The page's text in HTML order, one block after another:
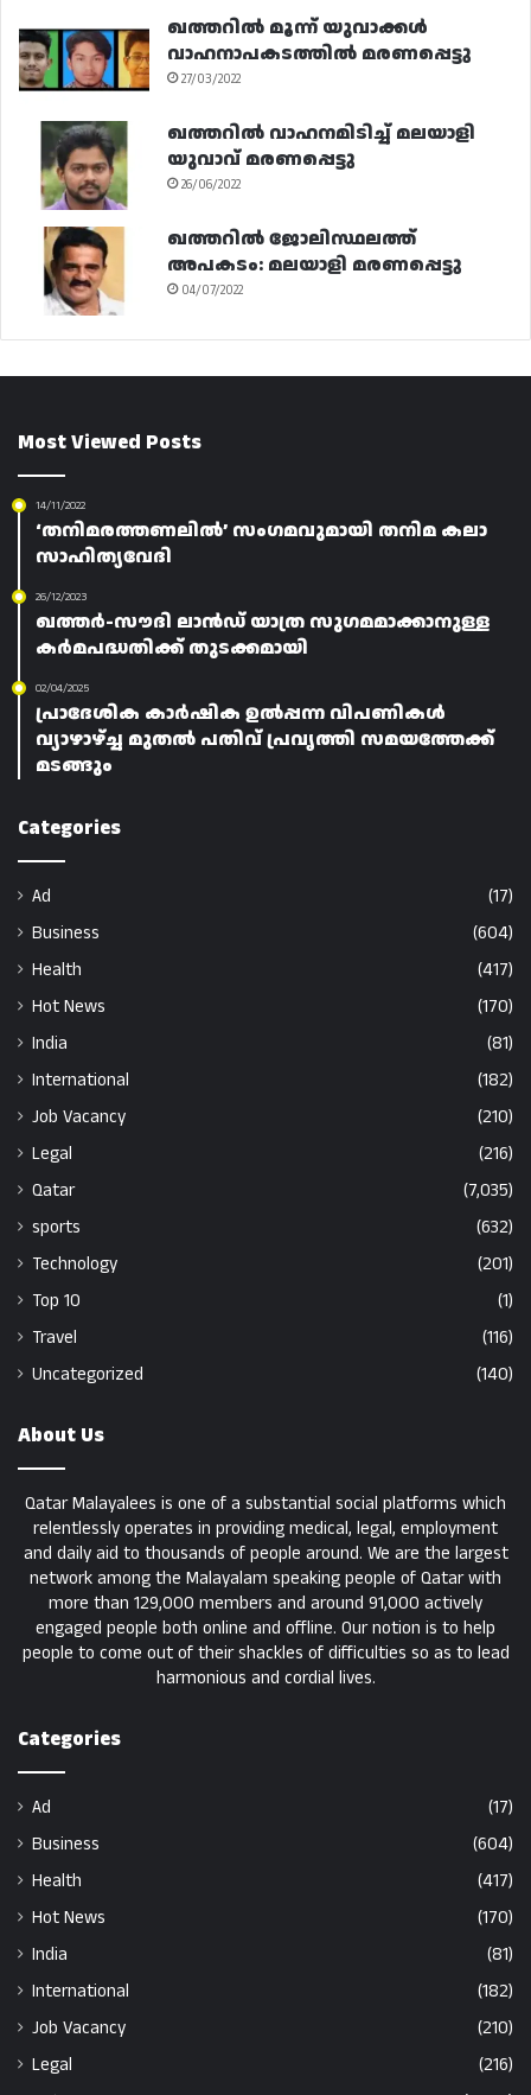
ഖത്തറിൽ മൂന്ന് യുവാക്കൾ
വാഹനാപകടത്തിൽ മരണപ്പെട്ടു
27/03/2022
ഖത്തറിൽ വാഹനമിടിച്ച് മലയാളി
യുവാവ് മരണപ്പെട്ടു
26/06/2022
ഖത്തറിൽ ജോലിസ്ഥലത്ത്
അപകടം: മലയാളി മരണപ്പെട്ടു
04/07/2022
Most Viewed Posts
14/11/2022
‘തനിമരത്തണലിൽ’ സംഗമവുമായി തനിമ കലാ
സാഹിത്യവേദി
26/12/2023
ഖത്തർ-സൗദി ലാൻഡ് യാത്ര സുഗമമാക്കാനുള്ള
കർമപദ്ധതിക്ക് തുടക്കമായി
02/04/2025
പ്രാദേശിക കാർഷിക ഉൽപ്പന്ന വിപണികൾ
വ്യാഴാഴ്ച്ച മുതൽ പതിവ് പ്രവൃത്തി സമയത്തേക്ക്
മടങ്ങും
Categories
Ad
(17)
Business
(604)
Health
(417)
Hot News
(170)
India
(81)
International
(182)
Job Vacancy
(210)
Legal
(216)
Qatar
(7,035)
sports
(632)
Technology
(201)
Top 10
(1)
Travel
(116)
Uncategorized
(140)
About Us
Qatar Malayalees is one of a substantial social platforms which
relentlessly operates in providing medical, legal, employment
and daily aid to thousands of people around. We are the largest
network among the Malayalam speaking people of Qatar with
more than 129,000 members and around 91,000 actively
engaged people both online and offline. Our notion is to help
people to come out of their shackles of difficulties so as to lead
harmonious and cordial lives.
Categories
Ad
(17)
Business
(604)
Health
(417)
Hot News
(170)
India
(81)
International
(182)
Job Vacancy
(210)
Legal
(216)